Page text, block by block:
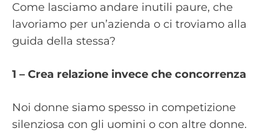
Come lasciamo andare inutili paure, che
lavoriamo per un’azienda o ci troviamo alla
guida della stessa?
1 – Crea relazione invece che concorrenza
Noi donne siamo spesso in competizione
silenziosa con gli uomini o con altre donne.